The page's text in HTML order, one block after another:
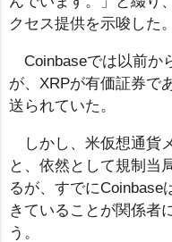
クセス提供を示唆した。
Coinbaseでは以前か
が、XRPが有価証券で
送られていた。
しかし、米仮想通貨
と、依然として規制当
るが、すでにCoinbase
きていることが関係者
う。